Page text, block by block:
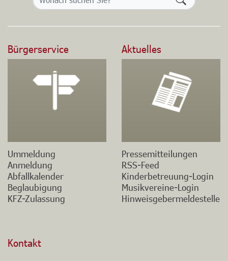
Bürgerservice
Ummeldung
Anmeldung
Abfallkalender
Beglaubigung
KFZ-Zulassung
Aktuelles
Pressemitteilungen
RSS-Feed
Kinderbetreuung-Login
Musikvereine-Login
Hinweisgebermeldestelle
Kontakt